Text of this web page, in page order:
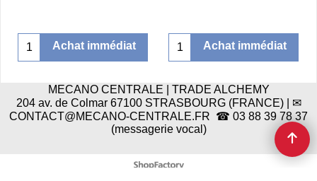
MECANO CENTRALE | TRADE ALCHEMY
204 av. de Colmar 67100 STRASBOURG (FRANCE) | ✉
CONTACT@MECANO-CENTRALE.FR ☎ 03 88 39 78 37
(messagerie vocal)
Boutique en ligne créés